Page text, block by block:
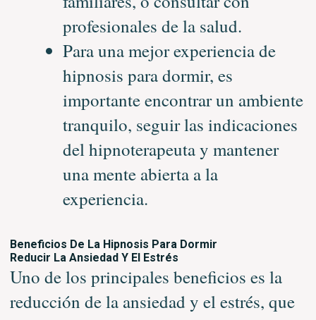
profesionales de la salud.
Para una mejor experiencia de
hipnosis para dormir, es
importante encontrar un ambiente
tranquilo, seguir las indicaciones
del hipnoterapeuta y mantener
una mente abierta a la
experiencia.
Beneficios De La Hipnosis Para Dormir
Reducir La Ansiedad Y El Estrés
Uno de los principales beneficios es la
reducción de la ansiedad y el estrés, que